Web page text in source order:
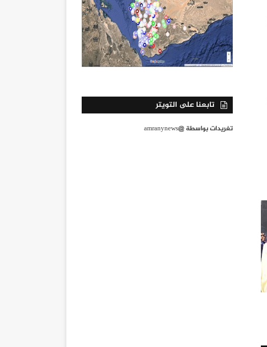
تابعنا على التويتر
تغريدات بواسطة @amranynews